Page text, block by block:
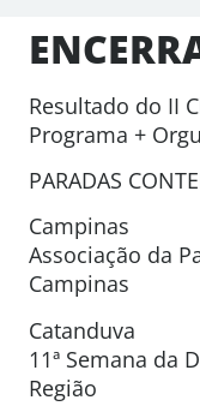
Resultado do II
Programa +
PARADAS
Campinas
Associação da
Campinas
Catanduva
11ª Semana da
Região